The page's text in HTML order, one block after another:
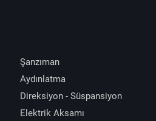
Şanzıman
Aydınlatma
Direksiyon - Süspansiyon
Elektrik Aksamı